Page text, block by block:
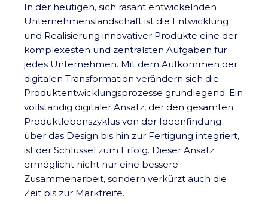
In der heutigen, sich rasant entwickelnden
Unternehmenslandschaft ist die Entwicklung
und Realisierung innovativer Produkte eine der
komplexesten und zentralsten Aufgaben für
jedes Unternehmen. Mit dem Aufkommen der
digitalen Transformation verändern sich die
Produktentwicklungsprozesse grundlegend. Ein
vollständig digitaler Ansatz, der den gesamten
Produktlebenszyklus von der Ideenfindung
über das Design bis hin zur Fertigung integriert,
ist der Schlüssel zum Erfolg. Dieser Ansatz
ermöglicht nicht nur eine bessere
Zusammenarbeit, sondern verkürzt auch die
Zeit bis zur Marktreife.